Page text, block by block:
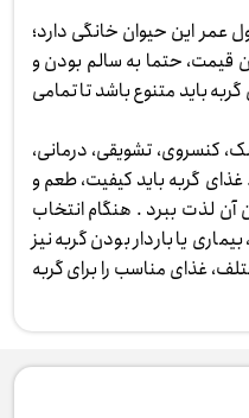
عمر این حیوان خانگی دارد؛
قیمت، حتما به سالم بودن و
باید متنوع باشد تا تمامی
کنسروی، تشویقی، درمانی،
گربه باید کیفیت، طعم و
آن لذت ببرد . هنگام انتخاب
یا باردار بودن گربه نیز
غذای مناسب را برای گربه